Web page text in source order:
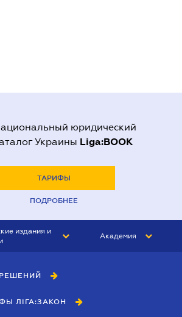
юридический
Украины Liga:BOOK
ТАРИФЫ
ПОДРОБНЕЕ
издания и
МСФО
Академия
ЛІГА:ЗАКОН